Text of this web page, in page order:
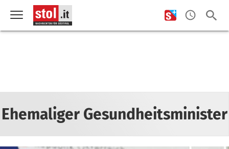
Ehemaliger Gesundheitsminister